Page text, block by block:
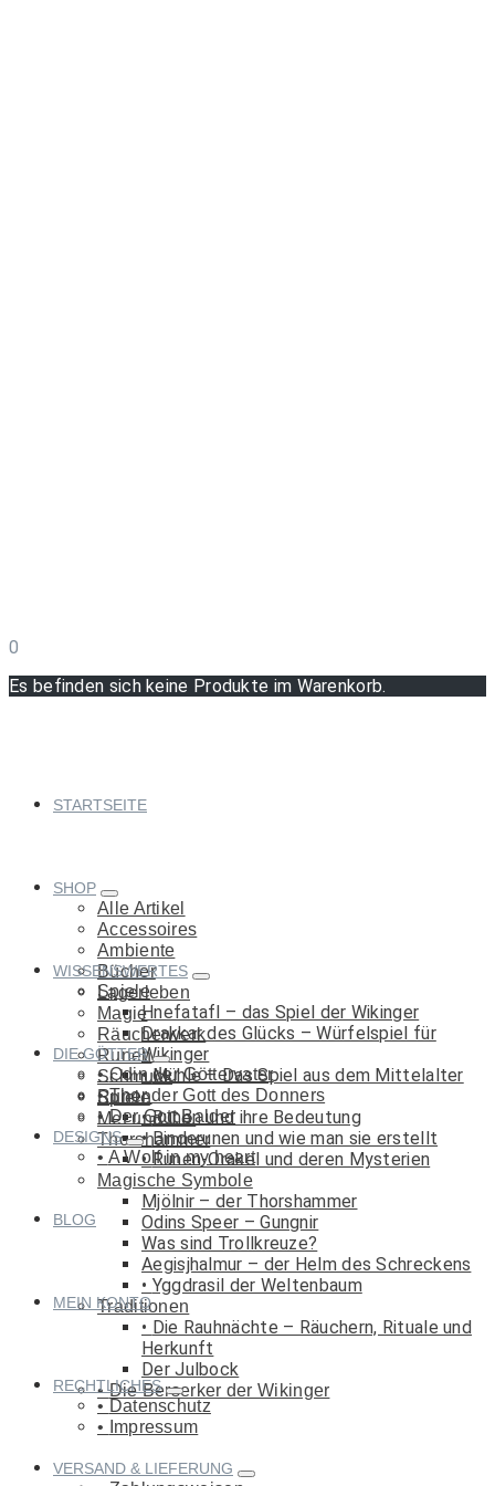
0
Es befinden sich keine Produkte im Warenkorb.
STARTSEITE
SHOP
Alle Artikel
Accessoires
Ambiente
Bücher
Lagerleben
Magie
Räucherwerk
Runen
Schmuck
Spiele
Met und Co.
Thorshammer
WISSENSWERTES
Spiele
Hnefatafl – das Spiel der Wikinger
Drakkar des Glücks – Würfelspiel für
Wikinger
Mühle – Das Spiel aus dem Mittelalter
Runen
Runen und ihre Bedeutung
Binderunen und wie man sie erstellt
Runen-Orakel und deren Mysterien
Magische Symbole
Mjölnir – der Thorshammer
Odins Speer – Gungnir
Was sind Trollkreuze?
Aegisjhalmur – der Helm des Schreckens
Yggdrasil der Weltenbaum
Traditionen
Die Rauhnächte – Räuchern, Rituale und
Herkunft
Der Julbock
Die Berserker der Wikinger
DIE GÖTTER
Odin der Göttervater
Thor der Gott des Donners
Der Gott Balder
DESIGNS
A Wolf in my heart
BLOG
MEIN KONTO
RECHTLICHES
Datenschutz
Impressum
VERSAND & LIEFERUNG